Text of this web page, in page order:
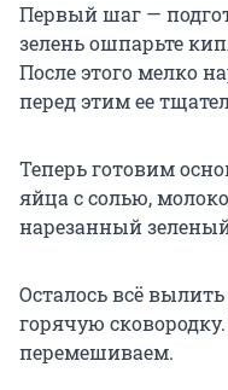
Первый шаг —
зелень ошпарьте
После этого мелко
перед этим ее
Теперь готовим
яйца с солью,
нарезанный
Осталось всё
горячую
перемешиваем.